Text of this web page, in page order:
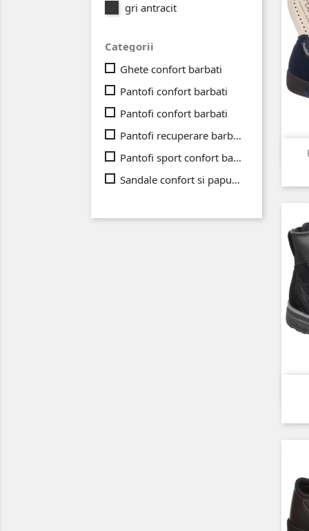
gri antracit
Categorii
Ghete confort barbati
Pantofi confort barbati
Pantofi confort barbati
Pantofi recuperare barbati
Pantofi sport confort barbati
Sandale confort si papuci confort barbati